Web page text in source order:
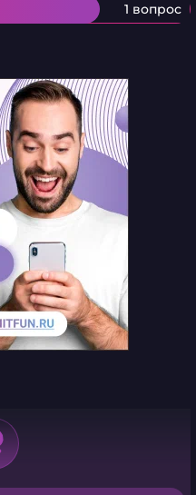
1 вопрос